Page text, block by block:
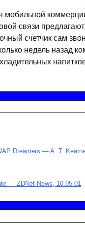
мобильной
связи
счетчик сам
недель назад
Dreamers — A. T.
— ZDNet News, 10.05.01